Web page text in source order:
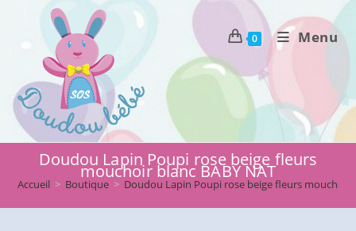
0 Menu
Doudou Lapin Poupi rose beige fleurs
mouchoir blanc BABY NAT
Accueil > Boutique > Doudou Lapin Poupi rose beige fleurs mouchoir